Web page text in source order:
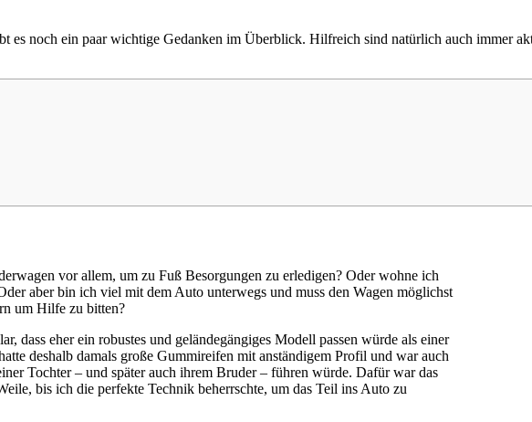
es noch ein paar wichtige Gedanken im Überblick. Hilfreich sind natürlich auch immer
vor allem, um zu Fuß Besorgungen zu erledigen? Oder wohne ich
aber bin ich viel mit dem Auto unterwegs und muss den Wagen möglichst
um Hilfe zu bitten?
dass eher ein robustes und geländegängiges Modell passen würde als einer
deshalb damals große Gummireifen mit anständigem Profil und war auch
Tochter – und später auch ihrem Bruder – führen würde. Dafür war das
bis ich die perfekte Technik beherrschte, um das Teil ins Auto zu